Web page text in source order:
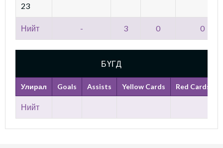
23
Нийт - 3 0 0
БҮГД
Улирал Goals Assists Yellow Cards Red Cards
Нийт